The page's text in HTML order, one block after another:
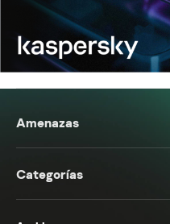
Amenazas
Categorías